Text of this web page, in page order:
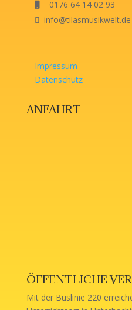
0176 64 14 02 93
info@tilasmusikwelt.de
Impressum
Datenschutz
ANFAHRT
ÖFFENTLICHE
Mit der Buslinie 220